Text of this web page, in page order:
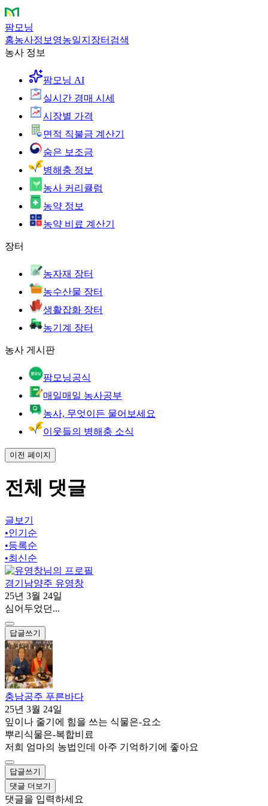
팜모닝
홈농사정보 영농일지 장터 검색
농사 정보
팜모닝 AI
실시간 경매 시세
시장별 가격
면적 직불금 계산기
숨은 보조금
병해충 정보
농사 커리큘럼
농약 정보
농약 비료 계산기
장터
농자재 장터
농수산물 장터
생활잡화 장터
농기계 장터
농사 게시판
팜모닝공식
매일매일 농사공부
농사, 무엇이든 물어보세요
이웃들의 병해충 소식
이전 페이지
전체 댓글
글보기
•인기순
•등록순
•최신순
경기남양주 유영창
25년 3월 24일
심어두었던...
답글쓰기
충남공주 푸른바다
25년 3월 24일
잎이나 줄기에 힘을 쓰는 식물은-요소
뿌리식물은-복합비료
저희 엄마의 농법인데 아주 기억하기에 좋아요
답글쓰기
댓글 더보기
댓글을 입력하세요